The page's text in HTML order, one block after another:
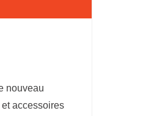
nouveau
accessoires